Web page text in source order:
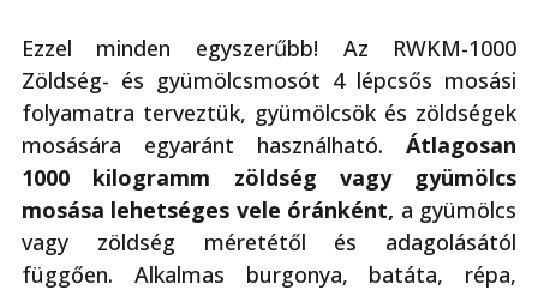
Ezzel minden egyszerűbb! Az RWKM-1000
Zöldség- és gyümölcsmosót 4 lépcsős mosási
folyamatra terveztük, gyümölcsök és zöldségek
mosására egyaránt használható.Átlagosan
1000 kilogramm zöldség vagy gyümölcs
mosása lehetséges vele óránként, a gyümölcs
vagy zöldség méretétől és adagolásától
függően. Alkalmas burgonya, batáta, répa,